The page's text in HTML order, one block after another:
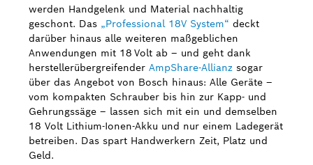
werden Handgelenk und Material nachhaltig
geschont. Das „Professional 18V System“ deckt
darüber hinaus alle weiteren maßgeblichen
Anwendungen mit 18 Volt ab – und geht dank
herstellerübergreifender AmpShare-Allianz sogar
über das Angebot von Bosch hinaus: Alle Geräte –
vom kompakten Schrauber bis hin zur Kapp- und
Gehrungssäge – lassen sich mit ein und demselben
18 Volt Lithium-Ionen-Akku und nur einem Ladegerät
betreiben. Das spart Handwerkern Zeit, Platz und
Geld.